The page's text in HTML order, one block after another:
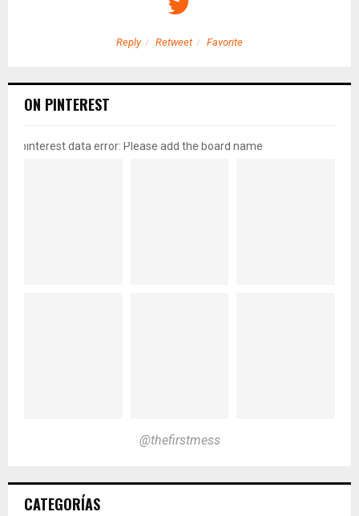
Reply Retweet Favorite
ON PINTEREST
pinterest data error: Please add the board name
@thefirstmess
CATEGORÍAS